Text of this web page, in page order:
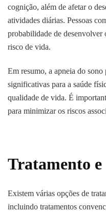
cognição, além de afetar o
atividades diárias. Pessoas
probabilidade de desenvolver
risco de vida.
Em resumo, a apneia do sono
significativas para a saúde
qualidade de vida. É
para minimizar os riscos
Tratamento
Existem várias opções de
incluindo tratamentos